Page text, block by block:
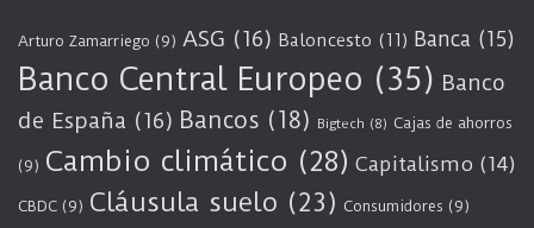
Arturo Zamarriego (9) ASG (16) Baloncesto (11) Banca (15)
Banco Central Europeo (35) Banco
de España (16) Bancos (18) Bigtech (8) Cajas de ahorros
(9) Cambio climático (28) Capitalismo (14)
CBDC (9) Cláusula suelo (23) Consumidores (9)